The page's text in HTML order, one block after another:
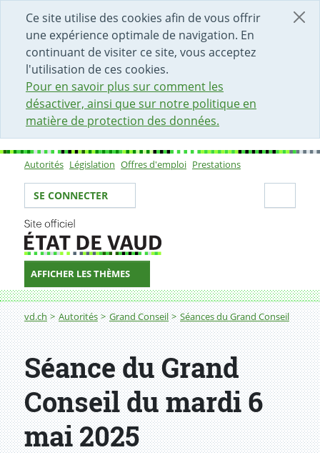
Ce site utilise des cookies afin de vous offrir
une expérience optimale de navigation. En
continuant de visiter ce site, vous acceptez
l'utilisation de ces cookies.
Pour en savoir plus sur comment les
désactiver, ainsi que sur notre politique en
matière de protection des données.
DÉBUT DU CONTENU DE LA PAGE
ACCÈS AU CHAMP DE RECHERCHE
PAGE D'ACCUEIL
FORMULAIRE DE CONTACT
Sous-navigation
Autorités Législation Offres d'emploi Prestations
Votre identité
SE CONNECTER
AFFICHER LES THÈMES
Fil d'Ariane
vd.ch Autorités Grand Conseil Séances du Grand Conseil
Séance du Grand
Conseil du mardi 6
mai 2025